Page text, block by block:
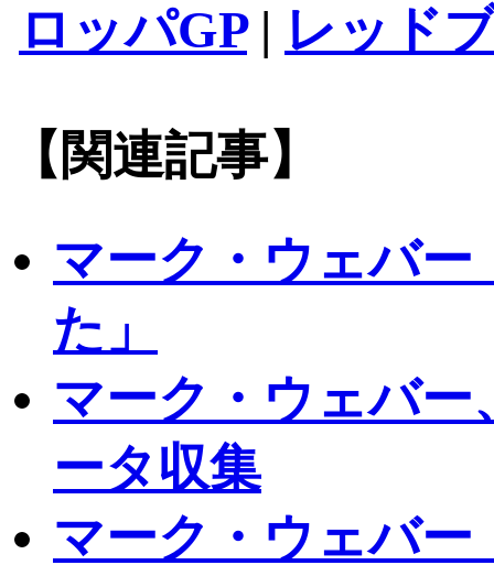
ロッパGP| レッド
【関連記事】
マーク・ウェバ
た」
マーク・ウェバ
ータ収集
マーク・ウェバ